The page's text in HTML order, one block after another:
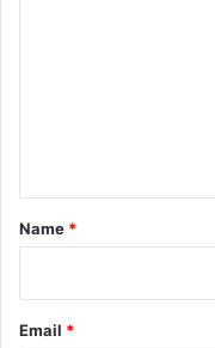
क्ष
ण
*
Name *
Email *